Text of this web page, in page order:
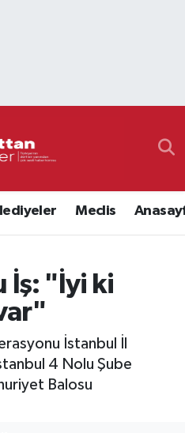
Meclis
İş: "İyi ki
İstanbul İl
4 Nolu Şube
Balosu
ve Fikstür